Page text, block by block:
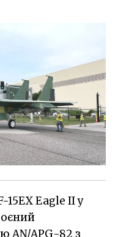
15EX Eagle II у
AN/APG-82 з